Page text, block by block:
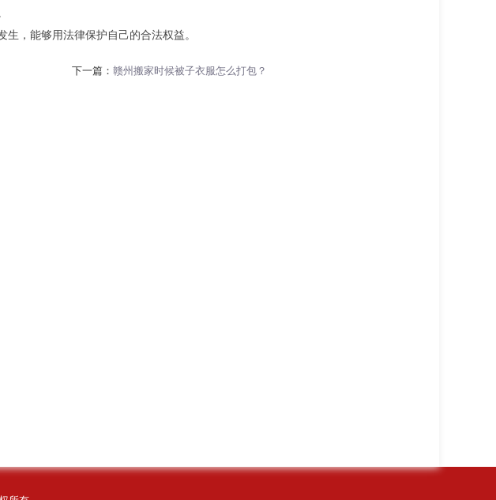
，能够用法律保护自己的合法权益。
下一篇： 赣州搬家时候被子衣服怎么打包？